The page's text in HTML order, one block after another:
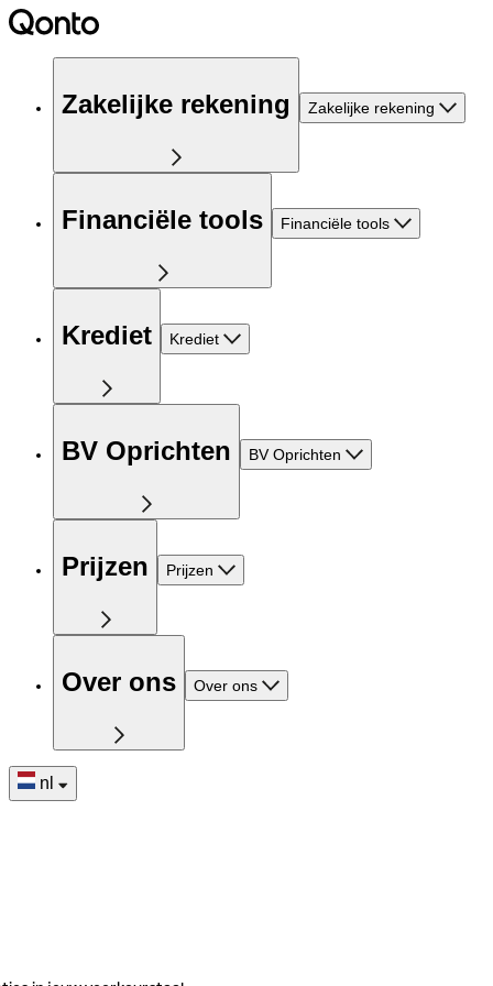
Zakelijke rekening Zakelijke rekening
Financiële tools Financiële tools
Krediet Krediet
BV Oprichten BV Oprichten
Prijzen Prijzen
Over ons Over ons
nl